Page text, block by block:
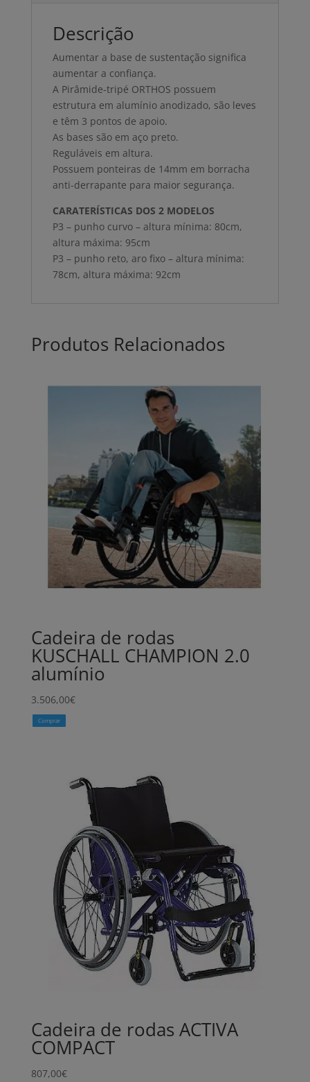
Descrição
Aumentar a base de sustentação significa
aumentar a confiança.
A Pirâmide-tripé ORTHOS possuem
estrutura em alumínio anodizado, são leves
e têm 3 pontos de apoio.
As bases são em aço preto.
Reguláveis em altura.
Possuem ponteiras de 14mm em borracha
anti-derrapante para maior segurança.
CARATERÍSTICAS DOS 2 MODELOS
P3 – punho curvo – altura mínima: 80cm,
altura máxima: 95cm
P3 – punho reto, aro fixo – altura mínima:
78cm, altura máxima: 92cm
Produtos Relacionados
Cadeira de rodas
KUSCHALL CHAMPION 2.0
alumínio
3.506,00€
Comprar
Cadeira de rodas ACTIVA
COMPACT
807,00€